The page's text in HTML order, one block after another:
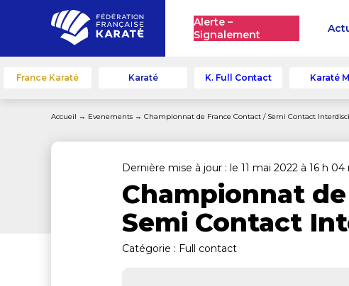
Alerte –
Signalement
France Karaté Karaté K. Full Contact Karaté
Accueil → Evenements → Championnat de France Contact / Semi Contact
Dernière mise à jour : le 11 mai 2022 à 16 h 04
Championnat
Semi Contact
Catégorie : Full contact